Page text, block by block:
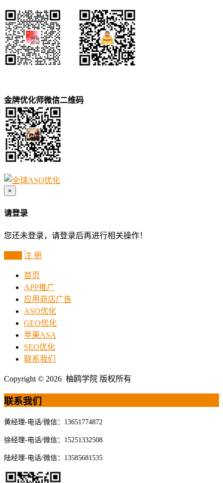
金牌优化师微信二维码
×
请登录
您还未登录，请登录后再进行相关操作！
注 册
首页
APP推广
应用商店广告
ASO优化
GEO优化
苹果ASA
SEO优化
联系我们
Copyright © 2026 柚鸥学院 版权所有
联系我们
黄经理-电话/微信：13651774872
徐经理-电话/微信：15251332508
陆经理-电话/微信：13585681535